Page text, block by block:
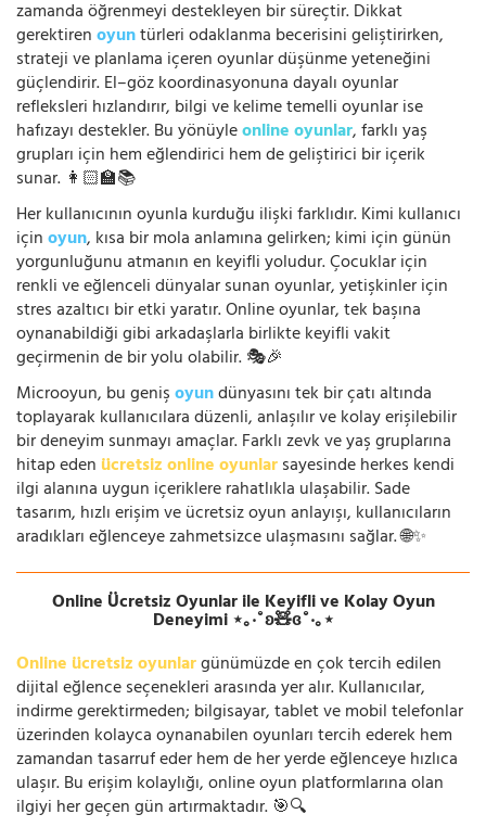
zamanda öğrenmeyi destekleyen bir süreçtir. Dikkat
gerektirenoyuntürleri odaklanma becerisini geliştirirken,
strateji ve planlama içeren oyunlar düşünme yeteneğini
güçlendirir. El–göz koordinasyonuna dayalı oyunlar
refleksleri hızlandırır, bilgi ve kelime temelli oyunlar ise
hafızayı destekler. Bu yönüyleonline oyunlar, farklı yaş
grupları için hem eğlendirici hem de geliştirici bir içerik
sunar. 👩🏻‍🏫📚
Her kullanıcının oyunla kurduğu ilişki farklıdır. Kimi kullanıcı
içinoyun, kısa bir mola anlamına gelirken; kimi için günün
yorgunluğunu atmanın en keyifli yoludur. Çocuklar için
renkli ve eğlenceli dünyalar sunan oyunlar, yetişkinler için
stres azaltıcı bir etki yaratır. Online oyunlar, tek başına
oynanabildiği gibi arkadaşlarla birlikte keyifli vakit
geçirmenin de bir yolu olabilir. 🎭🎉
Microoyun, bu genişoyundünyasını tek bir çatı altında
toplayarak kullanıcılara düzenli, anlaşılır ve kolay erişilebilir
bir deneyim sunmayı amaçlar. Farklı zevk ve yaş gruplarına
hitap eden ücretsiz online oyunlarsayesinde herkes kendi
ilgi alanına uygun içeriklere rahatlıkla ulaşabilir. Sade
tasarım, hızlı erişim ve ücretsiz oyun anlayışı, kullanıcıların
aradıkları eğlenceye zahmetsizce ulaşmasını sağlar. 🌐✨
Online Ücretsiz Oyunlar ile Keyifli ve Kolay Oyun
Deneyimi ⋆｡‧˚ʚ🧸ɞ˚‧｡⋆
Online ücretsiz oyunlargünümüzde en çok tercih edilen
dijital eğlence seçenekleri arasında yer alır. Kullanıcılar,
indirme gerektirmeden; bilgisayar, tablet ve mobil telefonlar
üzerinden kolayca oynanabilen oyunları tercih ederek hem
zamandan tasarruf eder hem de her yerde eğlenceye hızlıca
ulaşır. Bu erişim kolaylığı, online oyun platformlarına olan
ilgiyi her geçen gün artırmaktadır. 🎯🔍